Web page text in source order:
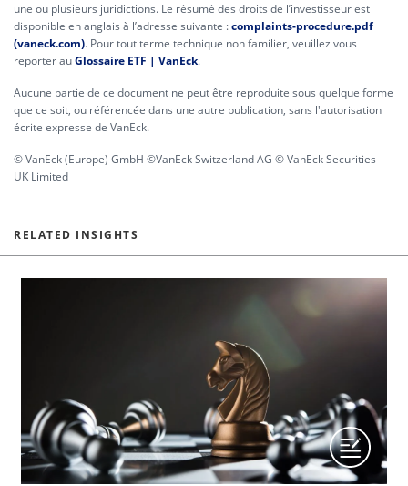
une ou plusieurs juridictions. Le résumé des droits de l’investisseur est
disponible en anglais à l’adresse suivante :complaints-procedure.pdf
(vaneck.com). Pour tout terme technique non familier, veuillez vous
reporter auGlossaire ETF | VanEck.
Aucune partie de ce document ne peut être reproduite sous quelque forme
que ce soit, ou référencée dans une autre publication, sans l'autorisation
écrite expresse de VanEck.
© VanEck (Europe) GmbH ©VanEck Switzerland AG © VanEck Securities
UK Limited
RELATED INSIGHTS